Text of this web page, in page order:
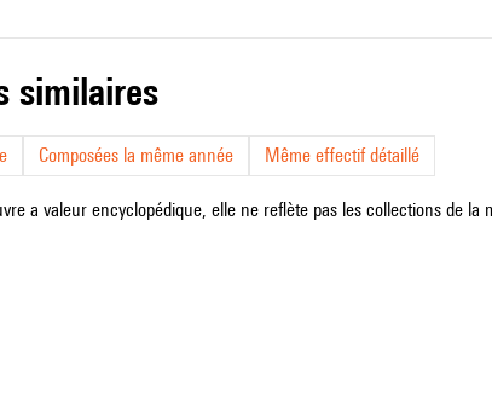
similaires
Composées la même année Même effectif détaillé
a valeur encyclopédique, elle ne reflète pas les collections de